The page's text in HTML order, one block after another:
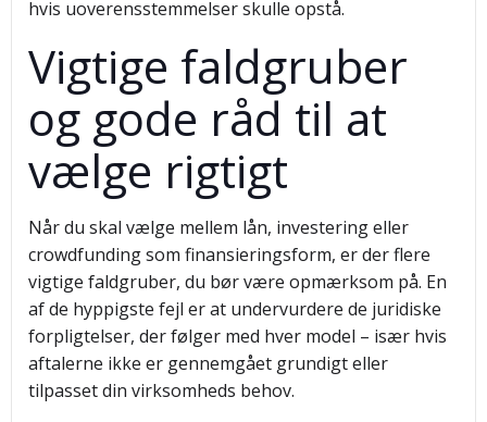
hvis uoverensstemmelser skulle opstå.
Vigtige faldgruber
og gode råd til at
vælge rigtigt
Når du skal vælge mellem lån, investering eller
crowdfunding som finansieringsform, er der flere
vigtige faldgruber, du bør være opmærksom på. En
af de hyppigste fejl er at undervurdere de juridiske
forpligtelser, der følger med hver model – især hvis
aftalerne ikke er gennemgået grundigt eller
tilpasset din virksomheds behov.